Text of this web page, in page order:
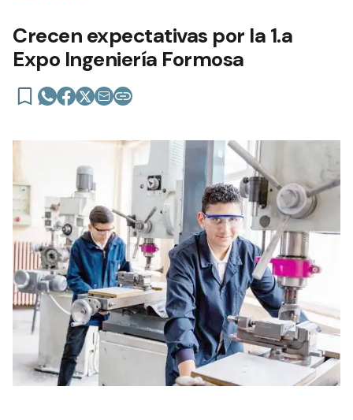
Crecen expectativas por la 1.a
Expo Ingeniería Formosa